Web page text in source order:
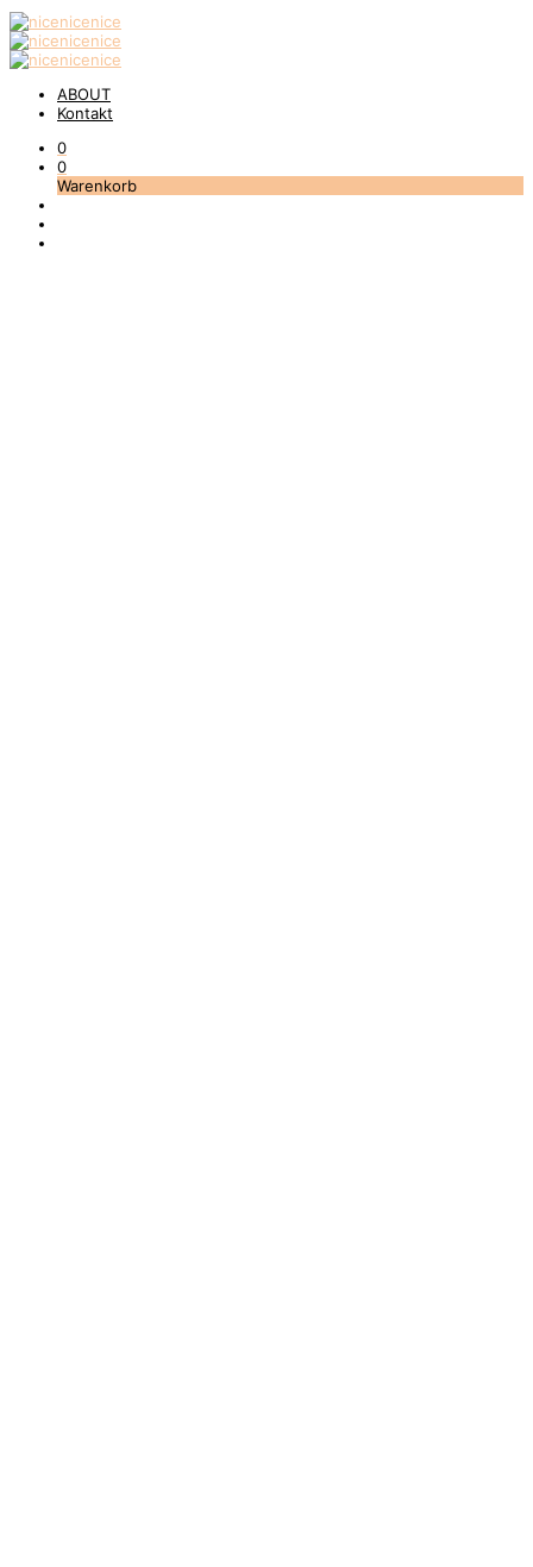
ABOUT
Kontakt
0
0
Warenkorb